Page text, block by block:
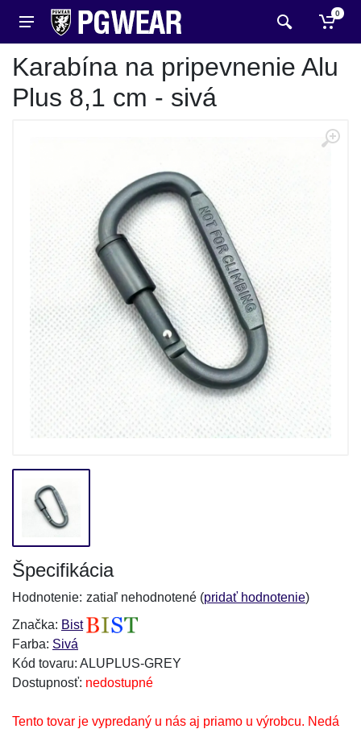
0
Karabína na pripevnenie Alu
Plus 8,1 cm - sivá
Špecifikácia
Hodnotenie: zatiaľ nehodnotené (pridať hodnotenie)
Značka: Bist
Farba: Sivá
Kód tovaru: ALUPLUS-GREY
Dostupnosť: nedostupné
Tento tovar je vypredaný u nás aj priamo u výrobcu. Nedá